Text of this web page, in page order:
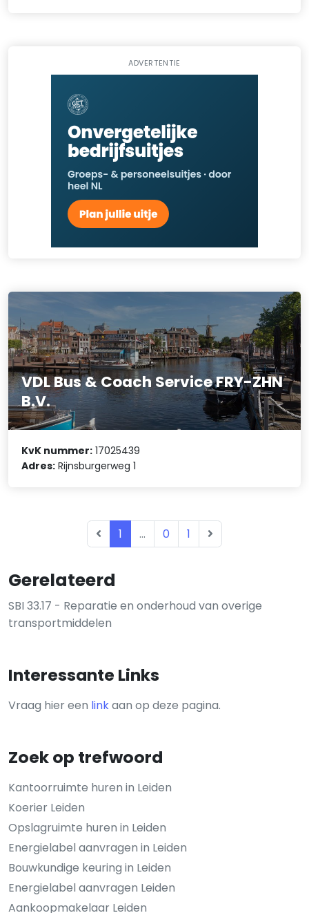
Gerelateerd
SBI 33.17 - Reparatie en onderhoud van overige
transportmiddelen
Interessante Links
Vraag hier een linkaan op deze pagina.
Zoek op trefwoord
Kantoorruimte huren in Leiden
Koerier Leiden
Opslagruimte huren in Leiden
Energielabel aanvragen in Leiden
Bouwkundige keuring in Leiden
Energielabel aanvragen Leiden
Aankoopmakelaar Leiden
ADVERTENTIE
VDL Bus & Coach Service FRY-ZHN
B.V.
KvK nummer: 17025439
Adres: Rijnsburgerweg 1
1 ... 0 1